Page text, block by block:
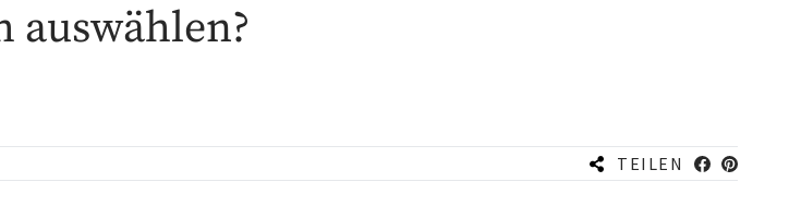
auswählen?
TEILEN